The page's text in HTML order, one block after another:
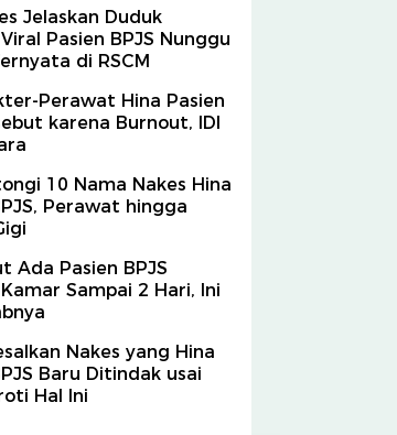
Jelaskan Duduk
Pasien BPJS Nunggu
di RSCM
Perawat Hina Pasien
karena Burnout, IDI
10 Nama Nakes Hina
Perawat hingga
Ada Pasien BPJS
Sampai 2 Hari, Ini
Nakes yang Hina
Baru Ditindak usai
Hal Ini